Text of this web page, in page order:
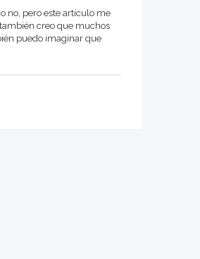
no, pero este artículo me
creo que muchos
puedo imaginar que